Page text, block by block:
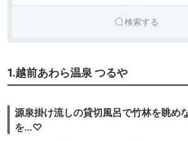
検索する
1.越前あわら温泉 つるや
源泉掛け流しの貸切風呂で竹林を眺め
を…♡